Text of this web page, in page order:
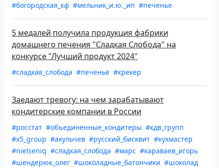
#богородская_кф #мельник_и.ю._ип #печенье
5 медалей получила продукция фабрики
домашнего печения "Сладкая Слобода" на
конкурсе "Лучший продукт 2024"
#сладкая_слобода #печенье #крекер
Заедают тревогу: на чем зарабатывают
кондитерские компании в России
#росстат #объединенные_кондитеры #кдв_групп
#x5_group #акульчев #русский_бисквит #кухмастер
#nielseniq #сладкая_слобода #марс #караваев_игорь
#шендерюк_олег #шоколадные_батончики #шоколад